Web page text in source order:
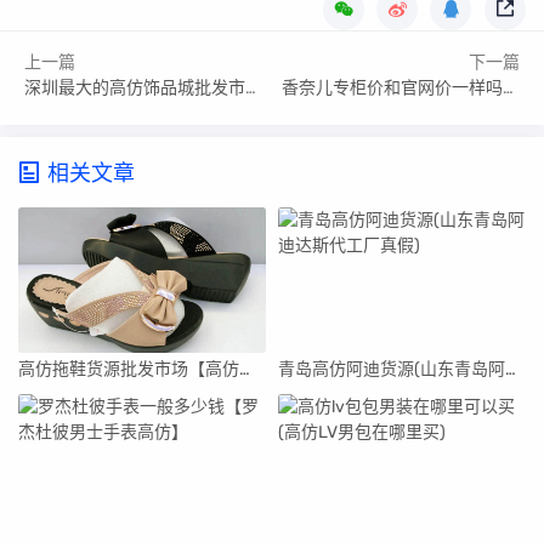
上一篇
深圳最大的高仿饰品城批发市场_深圳最大的高仿饰品城批发
下一篇
香奈儿专柜价和官网价一样吗_香奈儿专柜和原单货的区别
相关文章
高仿拖鞋货源批发市场【高仿拖鞋货源批发市场在哪里】 青岛高仿阿迪货源(山东青岛阿迪达斯代工厂真假)